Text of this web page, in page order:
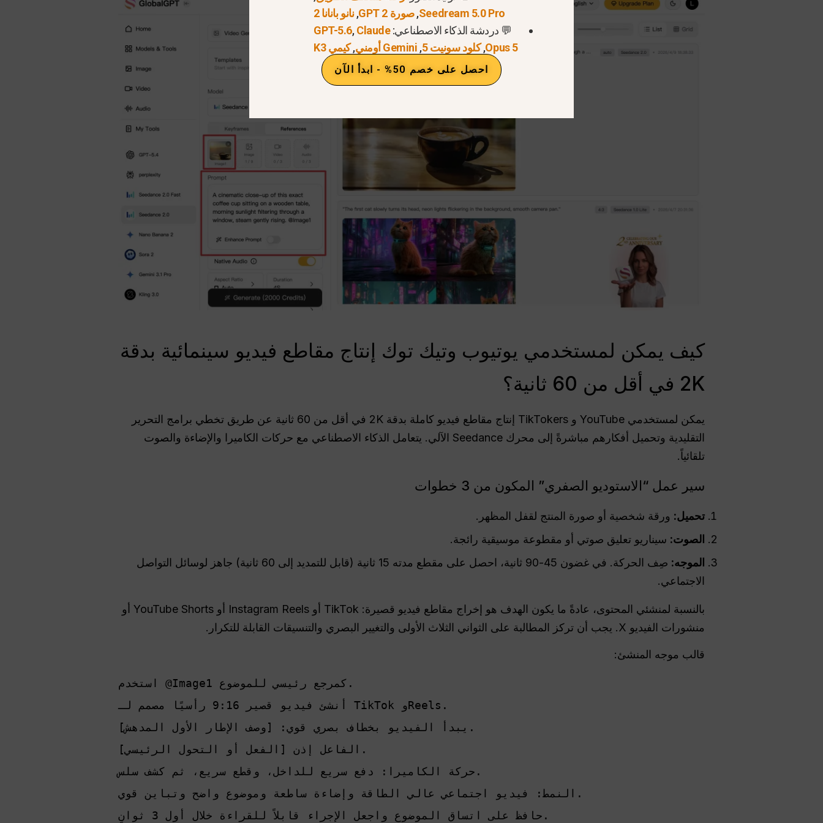
كيف يمكن لمستخدمي يوتيوب وتيك توك إنتاج مقاطع فيديو سينمائية بدقة
2K في أقل من 60 ثانية؟
يمكن لمستخدمي YouTube و TikTokers إنتاج مقاطع فيديو كاملة بدقة 2K في أقل من 60 ثانية عن طريق تخطي برامج التحرير
التقليدية وتحميل أفكارهم مباشرةً إلى محرك Seedance الآلي. يتعامل الذكاء الاصطناعي مع حركات الكاميرا والإضاءة والصوت
تلقائياً.
سير عمل “الاستوديو الصفري” المكون من 3 خطوات
تحميل: ورقة شخصية أو صورة المنتج لقفل المظهر.
الصوت: سيناريو تعليق صوتي أو مقطوعة موسيقية رائجة.
الموجه:
صِف الحركة. في غضون 45-90 ثانية، احصل على مقطع مدته 15 ثانية (قابل للتمديد إلى 60 ثانية) جاهز لوسائل التواصل
الاجتماعي.
بالنسبة لمنشئي المحتوى، عادةً ما يكون الهدف هو إخراج مقاطع فيديو قصيرة: TikTok أو Instagram Reels أو YouTube Shorts أو
منشورات الفيديو X. يجب أن تركز المطالبة على الثواني الثلاث الأولى والتغيير البصري والتنسيقات القابلة للتكرار.
قالب موجه المنشئ:
استخدم @Image1 كمرجع رئيسي للموضوع.
أنشئ فيديو قصير 9:16 رأسيًا مصمم لـ TikTok وReels.
يبدأ الفيديو بخطاف بصري قوي: [وصف الإطار الأول المدهش].
الفاعل إذن [الفعل أو التحول الرئيسي].
حركة الكاميرا: دفع سريع للداخل، وقطع سريع، ثم كشف سلس.
النمط: فيديو اجتماعي عالي الطاقة وإضاءة ساطعة وموضوع واضح وتباين قوي.
حافظ على اتساق الموضوع واجعل الإجراء قابلاً للقراءة خلال أول 3 ثوانٍ.
Seedream 5.0 Pro
,صورة GPT 2 ,نانو بانانا 2
💬 دردشة الذكاء الاصطناعي:
GPT-5.6,Claude
Opus 5
,كلود سونيت 5 , Gemini أومني ,كيمي K3
احصل على خصم 50% - ابدأ الآن